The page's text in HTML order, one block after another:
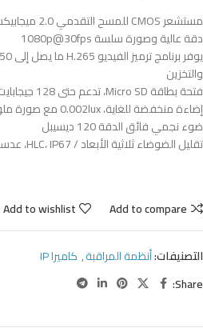
مستشعر CMOS للمسح التقدمي 2.0 ميجابيكسل 1/2.8 بوصة
دقة عالية وصورة سلسة 1080p@30fps
والتخزين
فتحة بطاقة Micro SD، تدعم حتى 128 جيجابايت
إضاءة منخفضة للغاية، 0.002lux مع صورة ملونة
ضوء نجمي فائق الدقة 120 ديسيبل
تقليل الضوضاء ثلاثية الأبعاد / HLC، IP67، عدسة 6 مم، Smart IR 40m، POE
Add to compare
Add to wishlist
التصنيفات:أنظمة المراقبة, كاميرا IP
Share: